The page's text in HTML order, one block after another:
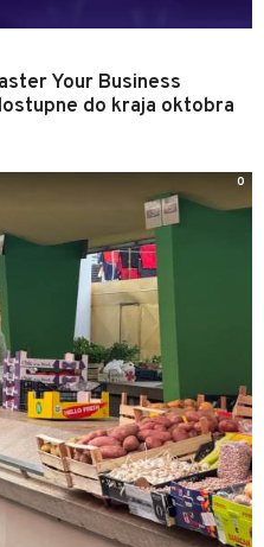
Your Business
do kraja oktobra
0